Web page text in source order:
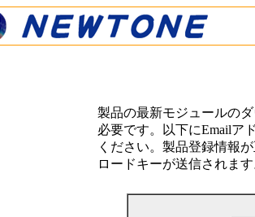
製品の最新モジュールの
必要です。以下にEmailア
ください。製品登録情報
ロードキーが送信されま